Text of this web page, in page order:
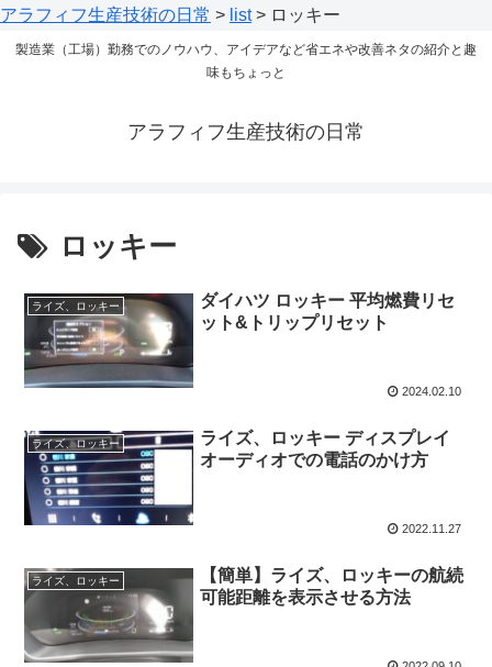
アラフィフ生産技術の日常 > list> ロッキー
製造業（工場）勤務でのノウハウ、アイデアなど省エネや改善ネタの紹介と趣
味もちょっと
アラフィフ生産技術の日常
ロッキー
ライズ、ロッキー
ダイハツ ロッキー 平均燃費リセ
ット&トリップリセット
2024.02.10
ライズ、ロッキー
ライズ、ロッキー ディスプレイ
オーディオでの電話のかけ方
2022.11.27
ライズ、ロッキー
【簡単】ライズ、ロッキーの航続
可能距離を表示させる方法